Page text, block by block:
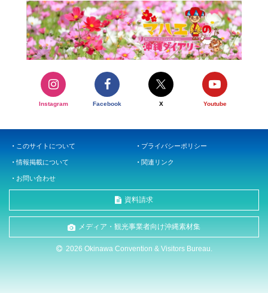
Instagram Facebook X Youtube
このサイトについて プライバシーポリシー
情報掲載について 関連リンク
お問い合わせ
資料請求
メディア・観光事業者向け沖縄素材集
2026 Okinawa Convention & Visitors Bureau.